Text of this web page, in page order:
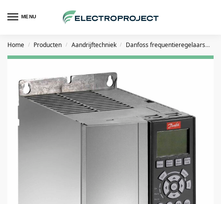
MENU
Home / Producten / Aandrijftechniek / Danfoss frequentieregelaars